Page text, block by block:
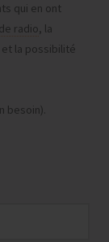
qui en ont
radio, la
la possibilité
besoin).